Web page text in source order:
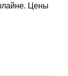
Цены